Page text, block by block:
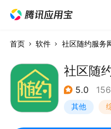
首页 软件 社区随约服务
社区随
5.0
其他